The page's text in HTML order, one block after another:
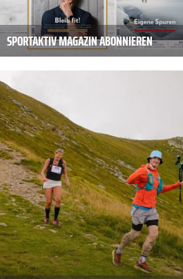
SPORTAKTIV MAGAZIN ABONNIEREN